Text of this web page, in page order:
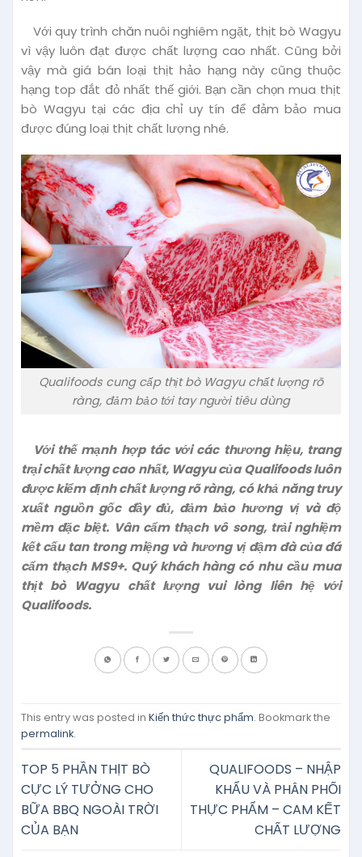
Với quy trình chăn nuôi nghiêm ngặt, thịt bò Wagyu
vì vậy luôn đạt được chất lượng cao nhất. Cũng bởi
vậy mà giá bán loại thịt hảo hạng này cũng thuộc
hạng top đắt đỏ nhất thế giới. Bạn cần chọn mua thịt
bò Wagyu tại các địa chỉ uy tín để đảm bảo mua
được đúng loại thịt chất lượng nhé.
Qualifoods cung cấp thịt bò Wagyu chất lượng rõ
ràng, đảm bảo tới tay người tiêu dùng
Với thế mạnh hợp tác với các thương hiệu, trang
trại chất lượng cao nhất, Wagyu của Qualifoods luôn
được kiểm định chất lượng rõ ràng, có khả năng truy
xuất nguồn gốc đầy đủ, đảm bảo hương vị và độ
mềm đặc biệt. Vân cẩm thạch vô song, trải nghiệm
kết cấu tan trong miệng và hương vị đậm đà của đá
cẩm thạch MS9+. Quý khách hàng có nhu cầu mua
thịt bò Wagyu chất lượng vui lòng liên hệ với
Qualifoods.
This entry was posted in Kiến thức thực phẩm. Bookmark the
permalink.
TOP 5 PHẦN THỊT BÒ
CỰC LÝ TƯỞNG CHO
BỮA BBQ NGOÀI TRỜI
CỦA BẠN
QUALIFOODS – NHẬP
KHẨU VÀ PHÂN PHỐI
THỰC PHẨM – CAM KẾT
CHẤT LƯỢNG